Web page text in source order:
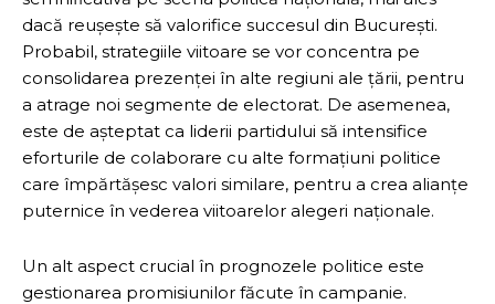
dacă reușește să valorifice succesul din București.
Probabil, strategiile viitoare se vor concentra pe
consolidarea prezenței în alte regiuni ale țării, pentru
a atrage noi segmente de electorat. De asemenea,
este de așteptat ca liderii partidului să intensifice
eforturile de colaborare cu alte formațiuni politice
care împărtășesc valori similare, pentru a crea alianțe
puternice în vederea viitoarelor alegeri naționale.
Un alt aspect crucial în prognozele politice este
gestionarea promisiunilor făcute în campanie.